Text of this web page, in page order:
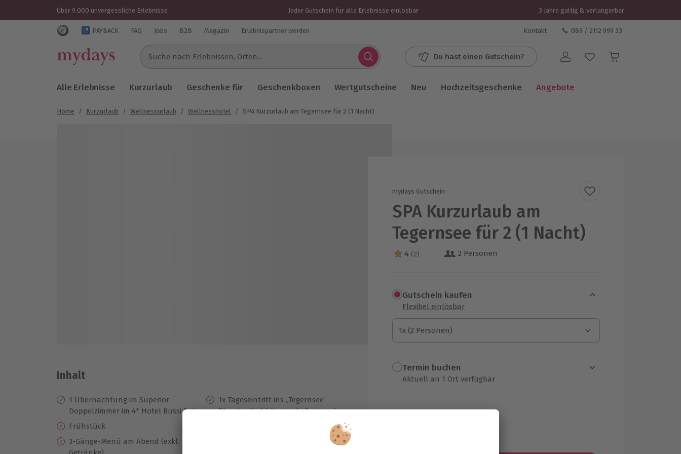
Über 9.000 unvergessliche Erlebnisse Jeder Gutschein für alle Erlebnisse einlösbar 3 Jahre gültig & verlängerbar
Trustedshops Bewertungen für mydays.de
PAYBACK FAQ Jobs B2B Magazin Erlebnispartner werden Kontakt 089 / 2112 999 33
Suche nach Erlebnissen...
Du hast einen Gutschein? Benutzerkonto
Alle Erlebnisse Kurzurlaub Geschenke für Geschenkboxen Wertgutscheine Neu Hochzeitsgeschenke Angebote
Home / Kurzurlaub / Wellnessurlaub / Wellnesshotel / SPA Kurzurlaub am Tegernsee für 2 (1 Nacht)
mydays Gutschein
SPA Kurzurlaub am
Tegernsee für 2 (1 Nacht)
4 Sterne von 5 aus 2 Bewertungen
4 (2) 2 Personen
Gutschein kaufen
Flexibel einlösbar
1x (2 Personen)
1x (2 Personen)
1x (2 Personen)
Termin buchen
Aktuell an 1 Ort verfügbar
Inhalt
1 Übernachtung im Superior
Doppelzimmer im 4* Hotel Bussi Baby
Frühstück
3-Gänge-Menü am Abend (exkl.
1x Tageseintritt ins „Tegernsee
Phantastisch“ Uniquely Designed